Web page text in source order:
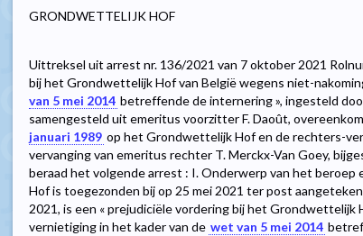
GRONDWETTELIJK HOF
Uittreksel uit arrest nr. 136/2021 van 7 oktober 2021
bij het Grondwettelijk Hof van België wegens niet-
van 5 mei 2014 betreffende de internering », ingesteld
samengesteld uit emeritus voorzitter F. Daoût,
januari 1989 op het Grondwettelijk Hof en de rechters-
vervanging van emeritus rechter T. Merckx-Van Goey,
beraad het volgende arrest : I. Onderwerp van het
Hof is toegezonden bij op 25 mei 2021 ter post
2021, is een « prejudiciële vordering bij het
vernietiging in het kader van de wet van 5 mei 2014